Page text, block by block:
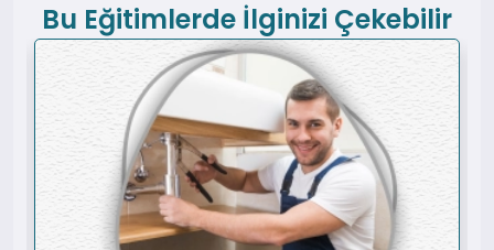
Bu Eğitimlerde İlginizi Çekebilir